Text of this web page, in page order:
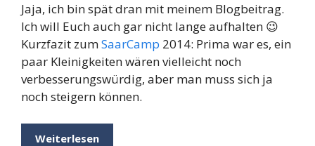
Jaja, ich bin spät dran mit meinem Blogbeitrag.
Ich will Euch auch gar nicht lange aufhalten 😉
Kurzfazit zumSaarCamp 2014: Prima war es, ein
paar Kleinigkeiten wären vielleicht noch
verbesserungswürdig, aber man muss sich ja
noch steigern können.
Weiterlesen